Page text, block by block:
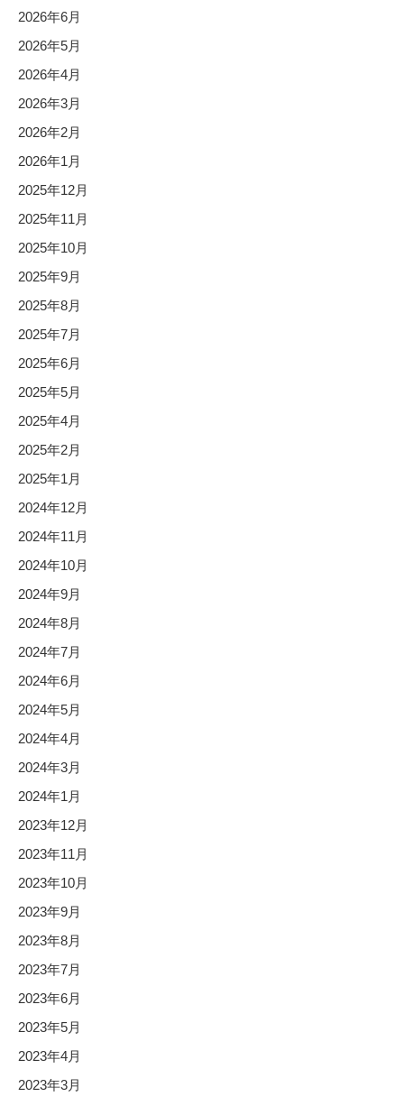
2026年6月
2026年5月
2026年4月
2026年3月
2026年2月
2026年1月
2025年12月
2025年11月
2025年10月
2025年9月
2025年8月
2025年7月
2025年6月
2025年5月
2025年4月
2025年2月
2025年1月
2024年12月
2024年11月
2024年10月
2024年9月
2024年8月
2024年7月
2024年6月
2024年5月
2024年4月
2024年3月
2024年1月
2023年12月
2023年11月
2023年10月
2023年9月
2023年8月
2023年7月
2023年6月
2023年5月
2023年4月
2023年3月